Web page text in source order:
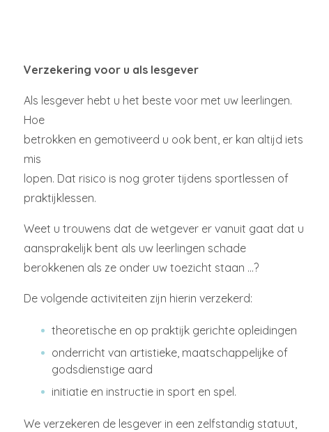
Verzekering voor u als lesgever
Als lesgever hebt u het beste voor met uw leerlingen.
Hoe
betrokken en gemotiveerd u ook bent, er kan altijd iets
mis
lopen. Dat risico is nog groter tijdens sportlessen of
praktijklessen.
Weet u trouwens dat de wetgever er vanuit gaat dat u
aansprakelijk bent als uw leerlingen schade
berokkenen als ze onder uw toezicht staan ...?
De volgende activiteiten zijn hierin verzekerd:
theoretische en op praktijk gerichte opleidingen
onderricht van artistieke, maatschappelijke of
godsdienstige aard
initiatie en instructie in sport en spel.
We verzekeren de lesgever in een zelfstandig statuut,